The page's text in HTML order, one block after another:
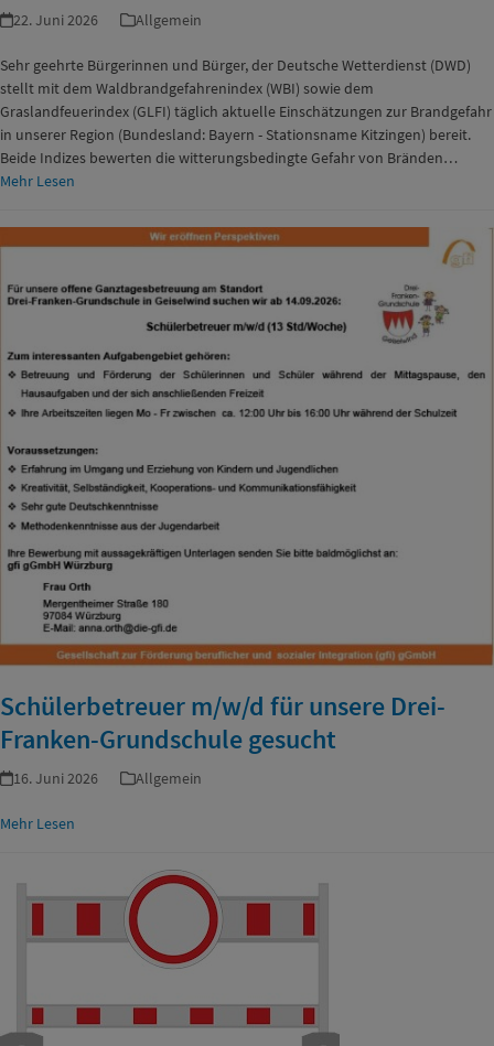
22. Juni 2026 Allgemein
Sehr geehrte Bürgerinnen und Bürger, der Deutsche Wetterdienst (DWD)
stellt mit dem Waldbrandgefahrenindex (WBI) sowie dem
Graslandfeuerindex (GLFI) täglich aktuelle Einschätzungen zur Brandgefahr
in unserer Region (Bundesland: Bayern - Stationsname Kitzingen) bereit.
Beide Indizes bewerten die witterungsbedingte Gefahr von Bränden…
Mehr Lesen
Schülerbetreuer m/w/d für unsere Drei-
Franken-Grundschule gesucht
16. Juni 2026 Allgemein
Mehr Lesen